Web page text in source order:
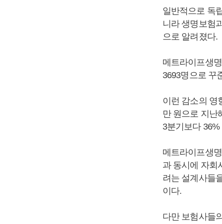
일반적으로 독
니라 생명보험
으로 알려졌다.
메트라이프생
3693명으로 꾸
이런 감소의 영
만 원으로 지난
3분기보다
메트라이프생
과 동시에 자회
려는 설계사들
이다.
다만 보험사들